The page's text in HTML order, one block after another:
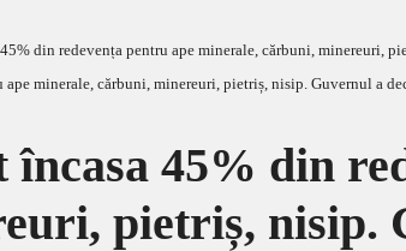
din redevența pentru ape minerale, cărbuni, minereuri,
45% din
pietriș, nisip.